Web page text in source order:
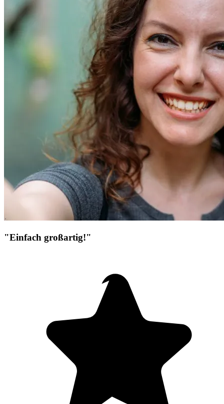
"Einfach großartig!"